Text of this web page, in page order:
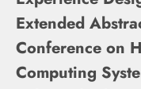
Extended
Conference on
Computing